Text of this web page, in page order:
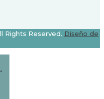
Rights Reserved. Diseño de